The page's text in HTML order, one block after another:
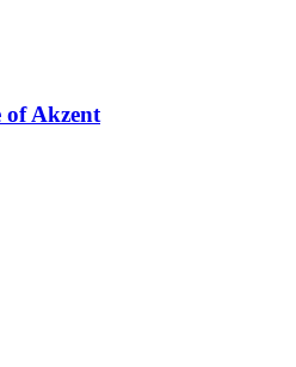
of Akzent